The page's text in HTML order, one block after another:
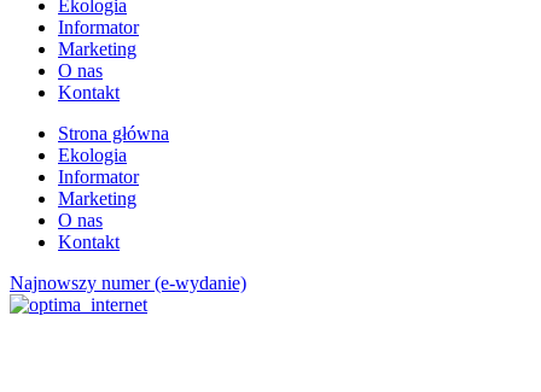
Ekologia
Informator
Marketing
O nas
Kontakt
Strona główna
Ekologia
Informator
Marketing
O nas
Kontakt
Najnowszy numer (e-wydanie)